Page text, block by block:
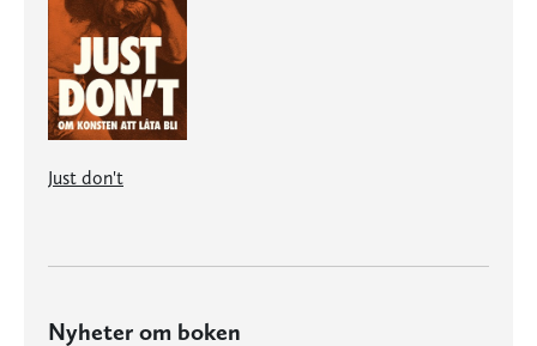
Just don't
Nyheter om boken